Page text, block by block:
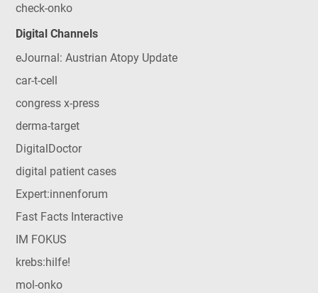
check-onko
Digital Channels
eJournal: Austrian Atopy Update
car-t-cell
congress x-press
derma-target
DigitalDoctor
digital patient cases
Expert:innenforum
Fast Facts Interactive
IM FOKUS
krebs:hilfe!
mol-onko